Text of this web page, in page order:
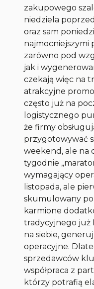
zakupowego
niedziela
oraz sam
najmocniejszymi
zarówno pod
jak i
czekają więc na
atrakcyjne
często już na
logistycznego
że firmy
przygotowywać
weekend, ale na
tygodnie
wymagający
listopada, ale
skumulowany
karmione
tradycyjnego już
na siebie,
operacyjne.
sprzedawców
współpraca z
którzy potrafią